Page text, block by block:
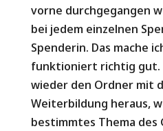
vorne durchgegangen
bei jedem einzelnen
Spenderin. Das mache
funktioniert richtig gut.
wieder den Ordner mit
Weiterbildung heraus,
bestimmtes Thema des